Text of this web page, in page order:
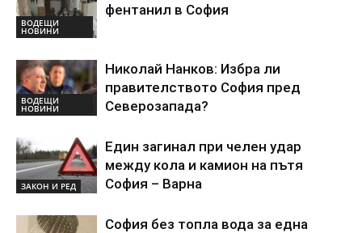
ВОДЕЩИ
НОВИНИ
фентанил в София
ВОДЕЩИ
НОВИНИ
Николай Нанков: Избра ли
правителството София пред
Северозапада?
ЗАКОН И РЕД
Един загинал при челен удар
между кола и камион на пътя
София – Варна
София без топла вода за една